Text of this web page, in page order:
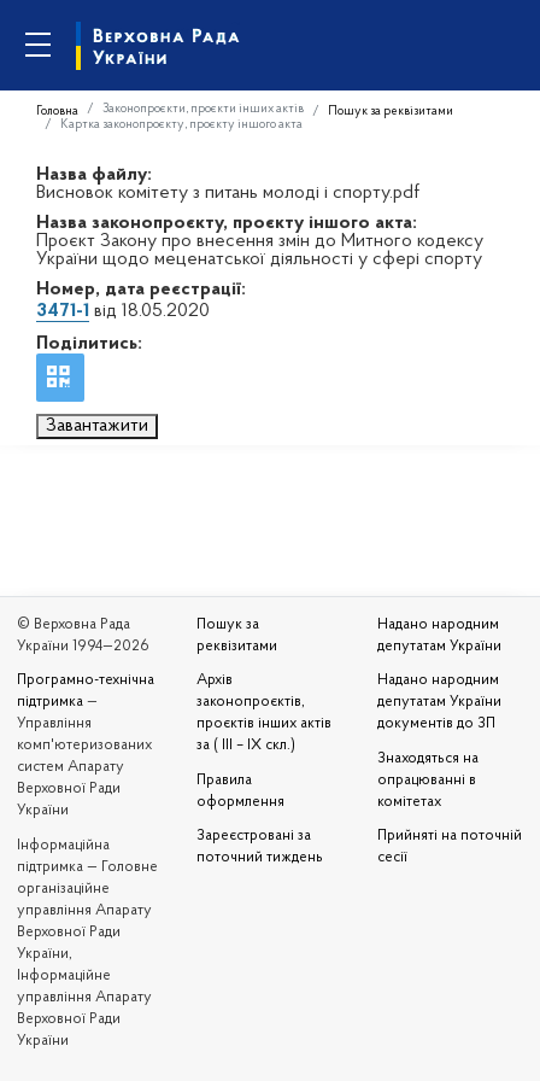
Головна Законопроєкти, проєкти інших актів
Пошук за реквізитами
Картка законопроєкту, проєкту іншого акта
Назва файлу:
Висновок комітету з питань молоді і спорту.pdf
Назва законопроєкту, проєкту іншого акта:
Проєкт Закону про внесення змін до Митного кодексу
України щодо меценатської діяльності у сфері спорту
Номер, дата реєстрації:
3471-1 від 18.05.2020
Поділитись:
Завантажити
© Верховна Рада
України 1994—2026
Програмно-технічна
підтримка —
Управління
комп'ютеризованих
систем Апарату
Верховної Ради
України
Iнформаційна
підтримка — Головне
організаційне
управління Апарату
Верховної Ради
України,
Інформаційне
управління Апарату
Верховної Ради
України
Пошук за
реквізитами
Архів
законопроєктів,
проєктів інших актів
за ( III – IX скл.)
Правила
оформлення
Зареєстровані за
поточний тиждень
Надано народним
депутатам України
Надано народним
депутатам України
документів до ЗП
Знаходяться на
опрацюванні в
комітетах
Прийняті на поточній
сесії